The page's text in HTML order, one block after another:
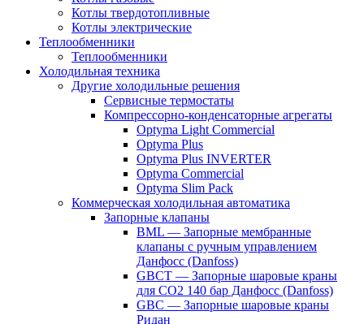
Котлы твердотопливные
Котлы электрические
Теплообменники
Теплообменники
Холодильная техника
Другие холодильные решения
Сервисные термостаты
Компрессорно-конденсаторные агрегаты
Optyma Light Commercial
Optyma Plus
Optyma Plus INVERTER
Optyma Commercial
Optyma Slim Pack
Коммерческая холодильная автоматика
Запорные клапаны
BML — Запорные мембранные
клапаны с ручным управлением
Данфосс (Danfoss)
GBCT — Запорные шаровые краны
для CO2 140 бар Данфосс (Danfoss)
GBC — Запорные шаровые краны
Ридан